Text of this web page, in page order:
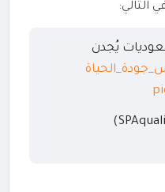
التالي:
يُجدن